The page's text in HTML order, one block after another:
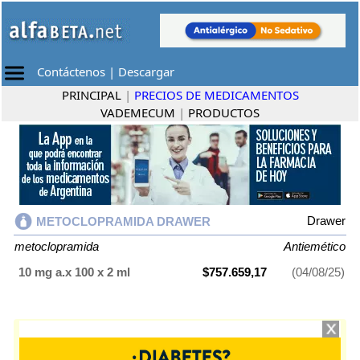
Contáctenos | Descargar
PRINCIPAL | PRECIOS DE MEDICAMENTOS
VADEMECUM | PRODUCTOS
METOCLOPRAMIDA DRAWER
Drawer
metoclopramida
Antiemético
10 mg a.x 100 x 2 ml
$757.659,17 (04/08/25)
. Es producido por Drawery cuenta con 1